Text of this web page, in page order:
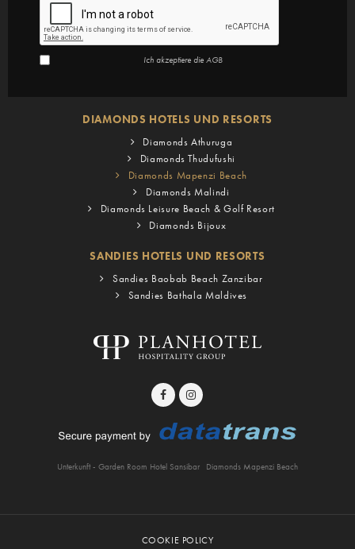
Ich akzeptiere die AGB
DIAMONDS HOTELS UND RESORTS
Diamonds Athuruga
Diamonds Thudufushi
Diamonds Mapenzi Beach
Diamonds Malindi
Diamonds Leisure Beach & Golf Resort
Diamonds Bijoux
SANDIES HOTELS UND RESORTS
Sandies Baobab Beach Zanzibar
Sandies Bathala Maldives
Unterkunft - Garden Room Hotel Sansibar Diamonds Mapenzi Beach
COOKIE POLICY